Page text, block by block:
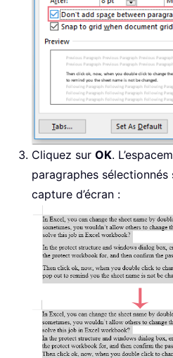
Cliquez sur OK.
paragraphes sélectionnés
capture d’écran :